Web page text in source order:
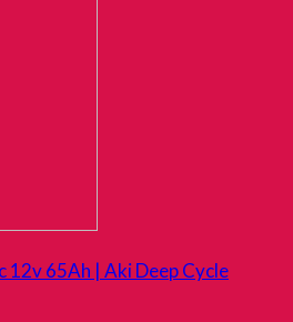
12v 65Ah | Aki Deep Cycle